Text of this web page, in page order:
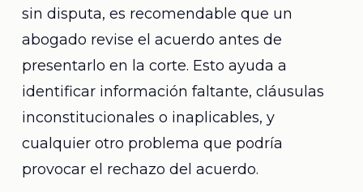
sin disputa, es recomendable que un
abogado revise el acuerdo antes de
presentarlo en la corte. Esto ayuda a
identificar información faltante, cláusulas
inconstitucionales o inaplicables, y
cualquier otro problema que podría
provocar el rechazo del acuerdo.